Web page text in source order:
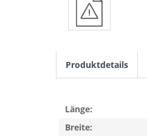
Produktdetails
Länge:
Breite: